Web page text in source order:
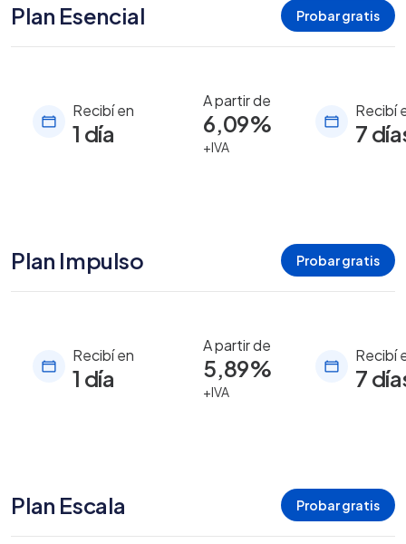
Plan Esencial Probar gratis
Recibí en
1 día
A partir de
6,09%
+IVA
Recibí
7
Plan Impulso Probar gratis
Recibí en
1 día
A partir de
5,89%
+IVA
Recibí
7
Plan Escala Probar gratis